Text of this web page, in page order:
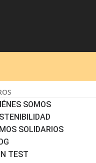
SOMOS
SOLIDARIOS
TEST